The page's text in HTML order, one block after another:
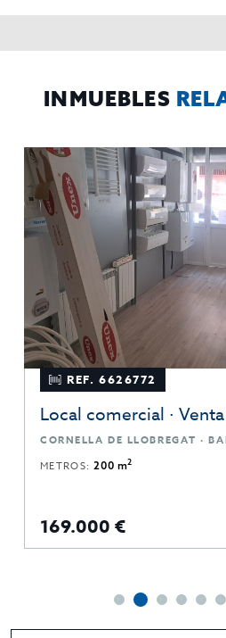
rectificar y suprimir los datos, solicitar
INMUEBLES
REF. 6626772
Local comercial ·
CORNELLA DE LLOBREGAT ·
METROS:200 m2
169.000 €